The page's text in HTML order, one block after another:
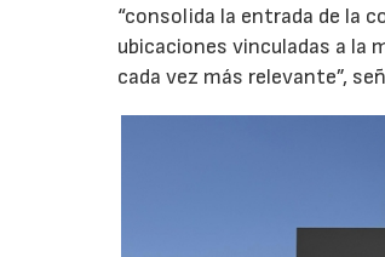
“consolida la entrada de la
ubicaciones vinculadas a la
cada vez más relevante”,